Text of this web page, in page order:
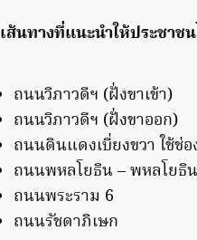
เส้นทางที่แนะนำให้ประชาช
ถนนวิภาวดีฯ (ฝั่งขาเข้า)
ถนนวิภาวดีฯ (ฝั่งขาออก)
ถนนดินแดงเบี่ยงขวา ใช้ช่
ถนนพหลโยธิน – พหลโยธิ
ถนนพระราม 6
ถนนรัชดาภิเษก